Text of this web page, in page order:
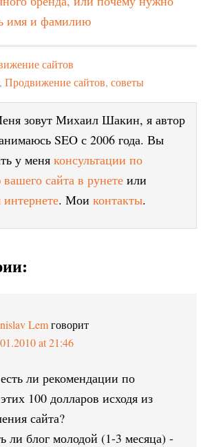
имя и фамилию
сайтов
,Продвижение сайтов,советы
зовут Михаил Шакин, я автор
SEO с 2006 года. Вы
у меняконсультации по
сайта в рунете или
. Моиконтакты.
Lem говорит
at 21:46
ли рекомендации по
100 долларов исходя из
сайта?
ли блог молодой (1-3 месяца) -